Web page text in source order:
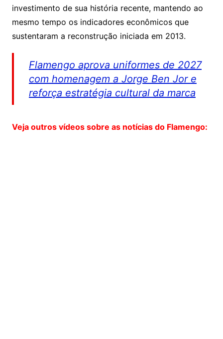
investimento de sua história recente, mantendo ao
mesmo tempo os indicadores econômicos que
sustentaram a reconstrução iniciada em 2013.
Flamengo aprova uniformes de 2027
com homenagem a Jorge Ben Jor e
reforça estratégia cultural da marca
Veja outros vídeos sobre as notícias do Flamengo: